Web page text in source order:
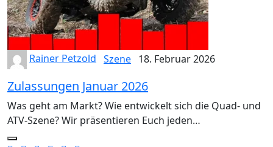
Rainer Petzold Szene 18. Februar 2026
Zulassungen Januar 2026
Was geht am Markt? Wie entwickelt sich die Quad- und
ATV-Szene? Wir präsentieren Euch jeden…